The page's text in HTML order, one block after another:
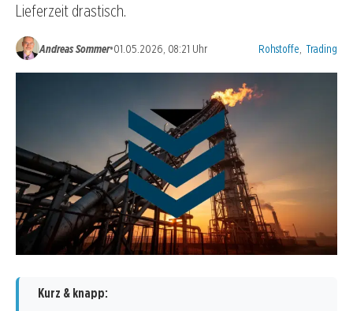
Lieferzeit drastisch.
Andreas Sommer•01.05.2026, 08:21 Uhr Kategorien:
Rohstoffe Trading
Kurz & knapp: